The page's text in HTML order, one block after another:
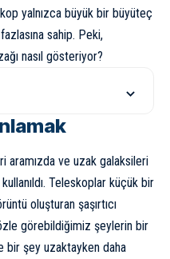
yalnızca büyük bir büyüteç
sahip. Peki,
nasıl gösteriyor?
aramızda ve uzak galaksileri
Teleskoplar küçük bir
oluşturan şaşırtıcı
görebildiğimiz şeylerin bir
bir şey uzaktayken daha